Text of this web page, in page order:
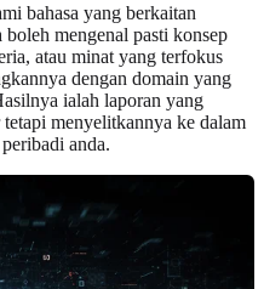
bahasa yang berkaitan
mengenal pasti konsep
atau minat yang terfokus
dengan domain yang
ialah laporan yang
menyelitkannya ke dalam
anda.